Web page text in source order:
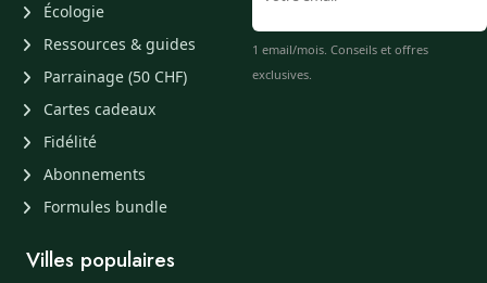
Écologie
Ressources & guides
Parrainage (50 CHF)
Cartes cadeaux
Fidélité
Abonnements
Formules bundle
1 email/mois. Conseils et offres
exclusives.
Villes populaires